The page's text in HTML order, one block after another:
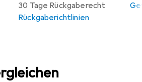
30 Tage Rückgaberecht
Rückgaberichtlinien